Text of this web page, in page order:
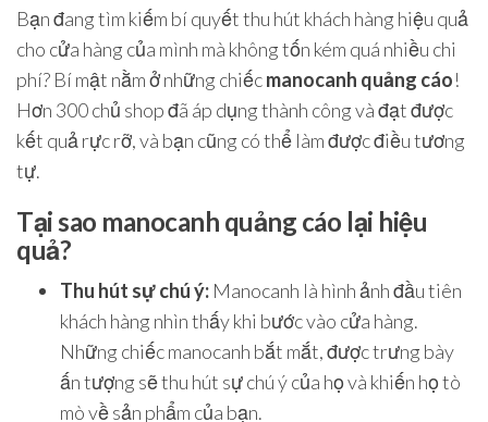
Bạn đang tìm kiếm bí quyết thu hút khách hàng hiệu quả
cho cửa hàng của mình mà không tốn kém quá nhiều chi
phí? Bí mật nằm ở những chiếcmanocanh quảng cáo!
Hơn 300 chủ shop đã áp dụng thành công và đạt được
kết quả rực rỡ, và bạn cũng có thể làm được điều tương
tự.
Tại sao manocanh quảng cáo lại hiệu
quả?
Thu hút sự chú ý: Manocanh là hình ảnh đầu tiên
khách hàng nhìn thấy khi bước vào cửa hàng.
Những chiếc manocanh bắt mắt, được trưng bày
ấn tượng sẽ thu hút sự chú ý của họ và khiến họ tò
mò về sản phẩm của bạn.